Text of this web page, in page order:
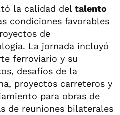
la calidad del talento
condiciones favorables
de
La jornada incluyó
ferroviario y su
desafíos de la
proyectos carreteros y
para obras de
de reuniones bilaterales